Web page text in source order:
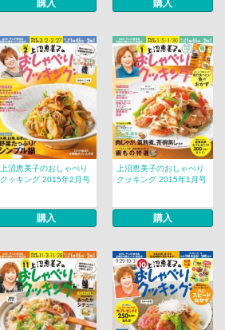
購入 購入
上沼恵美子のおしゃべり
クッキング 2015年2月号
購入
上沼恵美子のおしゃべり
クッキング 2015年1月号
購入